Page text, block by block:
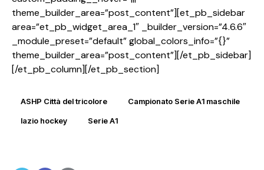
theme_builder_area=”post_content”][et_pb_sidebar
area=”et_pb_widget_area_1″ _builder_version=”4.6.6″
_module_preset=”default” global_colors_info=”{}”
theme_builder_area=”post_content”][/et_pb_sidebar]
[/et_pb_column][/et_pb_section]
ASHP Città del tricolore Campionato Serie A1 maschile
lazio hockey Serie A1